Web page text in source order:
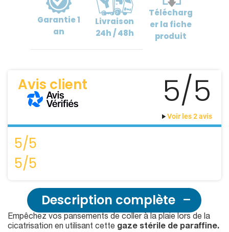
Garantie1
an
Livraison
24h / 48h
Télécharg
erla fiche
produit
Avis client 5/5
Voir les 2 avis
5/5
5/5
Description complète
Empêchez vos pansements de coller à la plaie lors de la
cicatrisation en utilisant cette gaze stérile de paraffine.